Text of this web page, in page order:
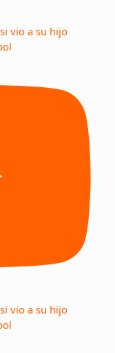
vio a su hijo
vio a su hijo